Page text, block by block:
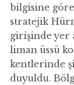
bilgisine
stratejik
girişinde yer
liman üssü
kentlerinde
duyuldu.